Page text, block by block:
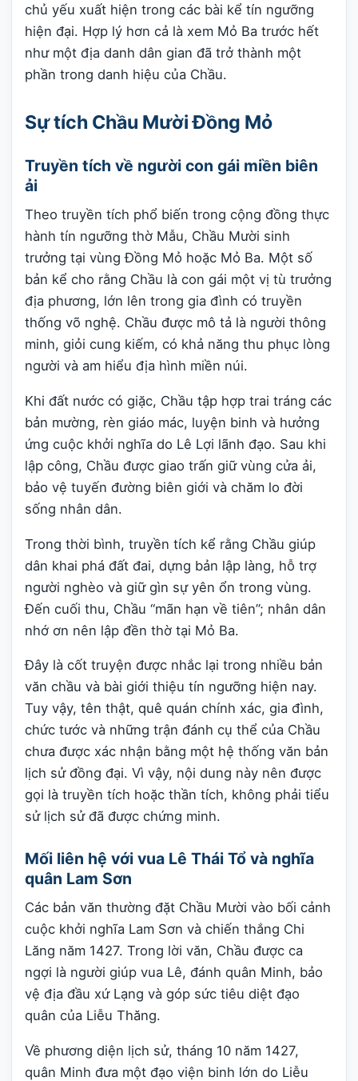
chủ yếu xuất hiện trong các bài kể tín ngưỡng
hiện đại. Hợp lý hơn cả là xem Mỏ Ba trước hết
như một địa danh dân gian đã trở thành một
phần trong danh hiệu của Chầu.
Sự tích Chầu Mười Đồng Mỏ
Truyền tích về người con gái miền biên
ải
Theo truyền tích phổ biến trong cộng đồng thực
hành tín ngưỡng thờ Mẫu, Chầu Mười sinh
trưởng tại vùng Đồng Mỏ hoặc Mỏ Ba. Một số
bản kể cho rằng Chầu là con gái một vị tù trưởng
địa phương, lớn lên trong gia đình có truyền
thống võ nghệ. Chầu được mô tả là người thông
minh, giỏi cung kiếm, có khả năng thu phục lòng
người và am hiểu địa hình miền núi.
Khi đất nước có giặc, Chầu tập hợp trai tráng các
bản mường, rèn giáo mác, luyện binh và hưởng
ứng cuộc khởi nghĩa do Lê Lợi lãnh đạo. Sau khi
lập công, Chầu được giao trấn giữ vùng cửa ải,
bảo vệ tuyến đường biên giới và chăm lo đời
sống nhân dân.
Trong thời bình, truyền tích kể rằng Chầu giúp
dân khai phá đất đai, dựng bản lập làng, hỗ trợ
người nghèo và giữ gìn sự yên ổn trong vùng.
Đến cuối thu, Chầu “mãn hạn về tiên”; nhân dân
nhớ ơn nên lập đền thờ tại Mỏ Ba.
Đây là cốt truyện được nhắc lại trong nhiều bản
văn chầu và bài giới thiệu tín ngưỡng hiện nay.
Tuy vậy, tên thật, quê quán chính xác, gia đình,
chức tước và những trận đánh cụ thể của Chầu
chưa được xác nhận bằng một hệ thống văn bản
lịch sử đồng đại. Vì vậy, nội dung này nên được
gọi là truyền tích hoặc thần tích, không phải tiểu
sử lịch sử đã được chứng minh.
Mối liên hệ với vua Lê Thái Tổ và nghĩa
quân Lam Sơn
Các bản văn thường đặt Chầu Mười vào bối cảnh
cuộc khởi nghĩa Lam Sơn và chiến thắng Chi
Lăng năm 1427. Trong lời văn, Chầu được ca
ngợi là người giúp vua Lê, đánh quân Minh, bảo
vệ địa đầu xứ Lạng và góp sức tiêu diệt đạo
quân của Liễu Thăng.
Về phương diện lịch sử, tháng 10 năm 1427,
quân Minh đưa một đạo viện binh lớn do Liễu